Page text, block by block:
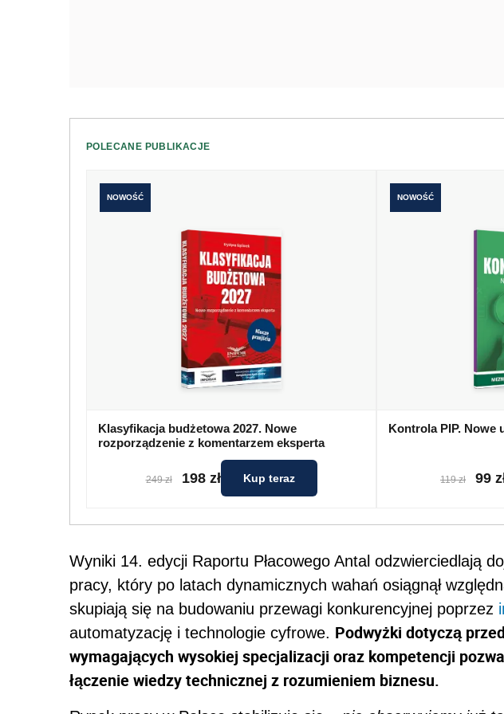
POLECANE PUBLIKACJE
NOWOŚĆ
Klasyfikacja budżetowa 2027. Nowe
rozporządzenie z komentarzem eksperta
249 zł 198 zł Kup teraz
NOWOŚĆ
Kontrola PIP. Nowe
119 zł 99
Wyniki 14. edycji Raportu Płacowego Antal odzwierciedlają
pracy, który po latach dynamicznych wahań osiągnął
skupiają się na budowaniu przewagi konkurencyjnej poprzez
automatyzację i technologie cyfrowe. Podwyżki dotyczą
wymagających wysokiej specjalizacji oraz kompetencji
łączenie wiedzy technicznej z rozumieniem biznesu.